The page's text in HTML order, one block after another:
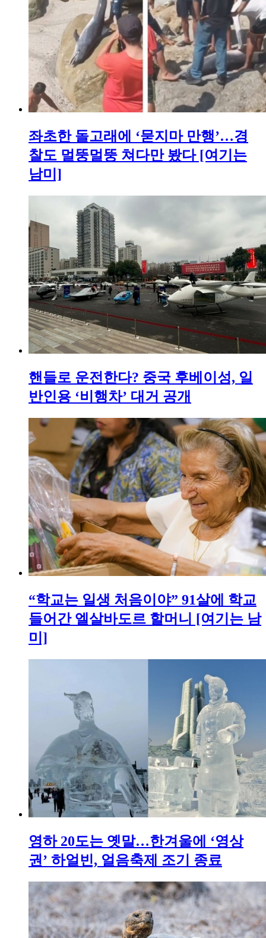
좌초한 돌고래에 ‘묻지마 만행’…경
찰도 멀뚱멀뚱 쳐다만 봤다 [여기는
남미]
핸들로 운전한다? 중국 후베이성, 일
반인용 ‘비행차’ 대거 공개
“학교는 일생 처음이야” 91살에 학교
들어간 엘살바도르 할머니 [여기는 남
미]
영하 20도는 옛말…한겨울에 ‘영상
권’ 하얼빈, 얼음축제 조기 종료